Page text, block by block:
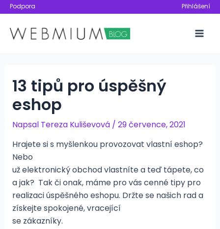
Přeskočit
obsah
Podpora Přihlášení
13 tipů pro úspěšný
eshop
Napsal Tereza Kuliševová / 29 července, 2021
Hrajete si s myšlenkou provozovat vlastní eshop?
Nebo
už elektronický obchod vlastníte a teď tápete, co
a jak? Tak či onak, máme pro vás cenné tipy pro
realizaci úspěšného eshopu. Držte se našich rad a
získejte spokojené, vracející
se zákazníky.